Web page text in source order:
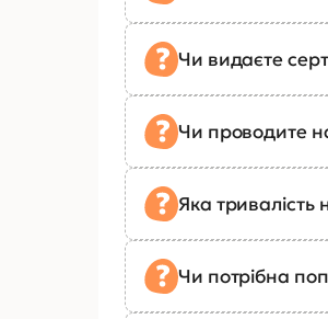
Чи видаєте
Чи проводите
Яка тривалість
Чи потрібна